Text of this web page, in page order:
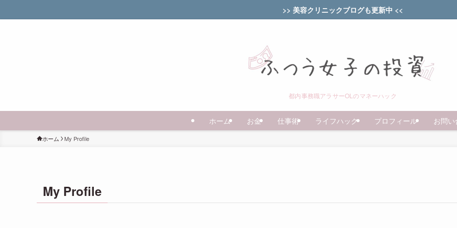
>> 美容クリニックブログも更新中 <<
都内事務職アラサーOLのマネーハック
ホーム お金 仕事術 ライフハック プロフィール お問
ホーム My Profile
My Profile